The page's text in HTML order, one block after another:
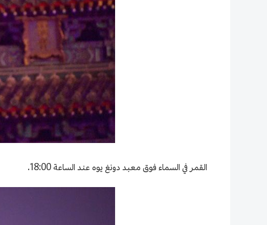
القمر في السماء فوق معبد دونغ يوه عند الساعة 18:00.